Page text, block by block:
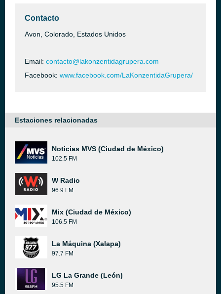
Contacto
Avon, Colorado, Estados Unidos
Email: contacto@lakonzentidagrupera.com
Facebook: www.facebook.com/LaKonzentidaGrupera/
Estaciones relacionadas
Noticias MVS (Ciudad de México)
102.5 FM
W Radio
96.9 FM
Mix (Ciudad de México)
106.5 FM
La Máquina (Xalapa)
97.7 FM
LG La Grande (León)
95.5 FM